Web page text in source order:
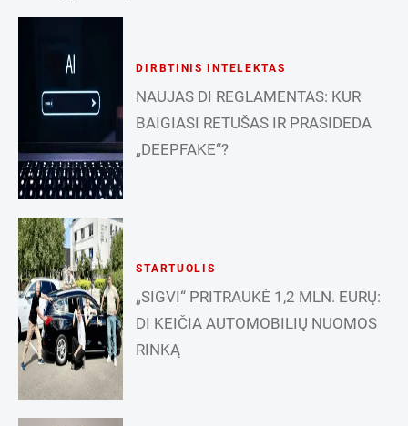
DIRBTINIS INTELEKTAS
NAUJAS DI REGLAMENTAS: KUR
BAIGIASI RETUŠAS IR PRASIDEDA
„DEEPFAKE“?
STARTUOLIS
„SIGVI“ PRITRAUKĖ 1,2 MLN. EURŲ:
DI KEIČIA AUTOMOBILIŲ NUOMOS
RINKĄ